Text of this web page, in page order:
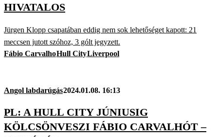
HIVATALOS
Jürgen Klopp csapatában eddig nem sok lehetőséget kapott: 21
meccsen jutott szóhoz, 3 gólt jegyzett.
Fábio CarvalhoHull CityLiverpool
Angol labdarúgás2024.01.08. 16:13
PL: A HULL CITY JÚNIUSIG
KÖLCSÖNVESZI FÁBIO CARVALHÓT –